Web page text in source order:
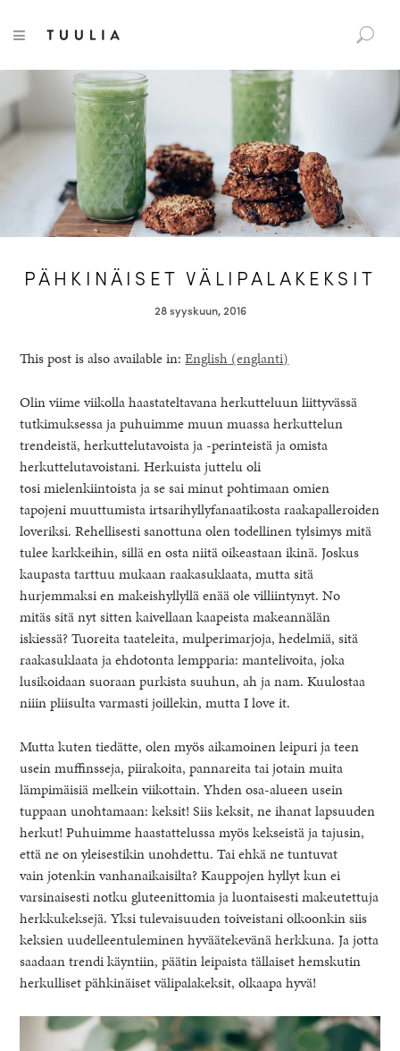
healthy living + good
a
:
TOGGLE NAVIGATION
PÄHKINÄISET VÄLIPALAKEKSIT
28 syyskuun, 2016
This post is also available in:English (englanti)
Olin viime viikolla haastateltavana herkutteluun liittyvässä
tutkimuksessa ja puhuimme muun muassa herkuttelun
trendeistä, herkuttelutavoista ja -perinteistä ja omista
herkuttelutavoistani. Herkuista juttelu oli
tosi mielenkiintoista ja se sai minut pohtimaan omien
tapojeni muuttumista irtsarihyllyfanaatikosta raakapalleroiden
loveriksi. Rehellisesti sanottuna olen todellinen tylsimys mitä
tulee karkkeihin, sillä en osta niitä oikeastaan ikinä. Joskus
kaupasta tarttuu mukaan raakasuklaata, mutta sitä
hurjemmaksi en makeishyllyllä enää ole villiintynyt. No
mitäs sitä nyt sitten kaivellaan kaapeista makeannälän
iskiessä? Tuoreita taateleita, mulperimarjoja, hedelmiä, sitä
raakasuklaata ja ehdotonta lempparia: mantelivoita, joka
lusikoidaan suoraan purkista suuhun, ah ja nam. Kuulostaa
niiin pliisulta varmasti joillekin, mutta I love it.
Mutta kuten tiedätte, olen myös aikamoinen leipuri ja teen
usein muffinsseja, piirakoita, pannareita tai jotain muita
lämpimäisiä melkein viikottain. Yhden osa-alueen usein
tuppaan unohtamaan: keksit! Siis keksit, ne ihanat lapsuuden
herkut! Puhuimme haastattelussa myös kekseistä ja tajusin,
että ne on yleisestikin unohdettu. Tai ehkä ne tuntuvat
vain jotenkin vanhanaikaisilta? Kauppojen hyllyt kun ei
varsinaisesti notku gluteenittomia ja luontaisesti makeutettuja
herkkukeksejä. Yksi tulevaisuuden toiveistani olkoonkin siis
keksien uudelleentuleminen hyväätekevänä herkkuna. Ja jotta
saadaan trendi käyntiin, päätin leipaista tällaiset hemskutin
herkulliset pähkinäiset välipalakeksit, olkaapa hyvä!